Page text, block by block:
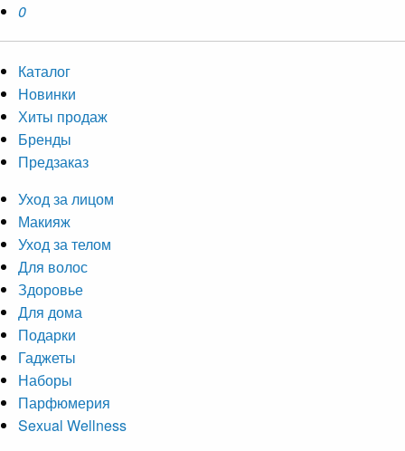
0
Каталог
Новинки
Хиты продаж
Бренды
Предзаказ
Уход за лицом
Макияж
Уход за телом
Для волос
Здоровье
Для дома
Подарки
Гаджеты
Наборы
Парфюмерия
Sexual Wellness